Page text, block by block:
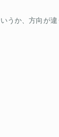
うか、方向が